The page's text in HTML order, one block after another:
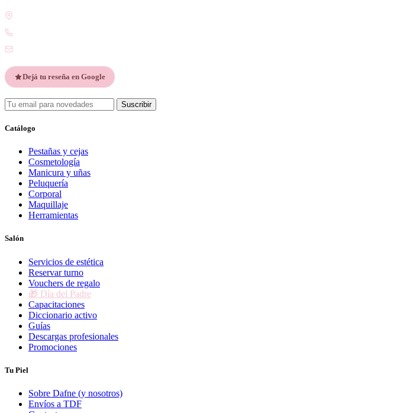
Dejá tu reseña en Google
Suscribir
Catálogo
Pestañas y cejas
Cosmetología
Manicura y uñas
Peluquería
Corporal
Maquillaje
Herramientas
Salón
Servicios de estética
Reservar turno
Vouchers de regalo
🎁 Día del Padre
Capacitaciones
Diccionario activo
Guías
Descargas profesionales
Promociones
Tu Piel
Sobre Dafne (y nosotros)
Envíos a TDF